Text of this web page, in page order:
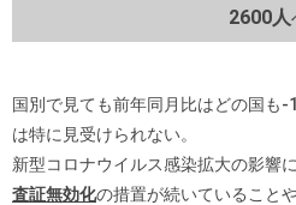
2600人
国別で見ても前年同月比はどの国も
は特に見受けられない。
新型コロナウイルス感染拡大の影響に
査証無効化の措置が続いていること